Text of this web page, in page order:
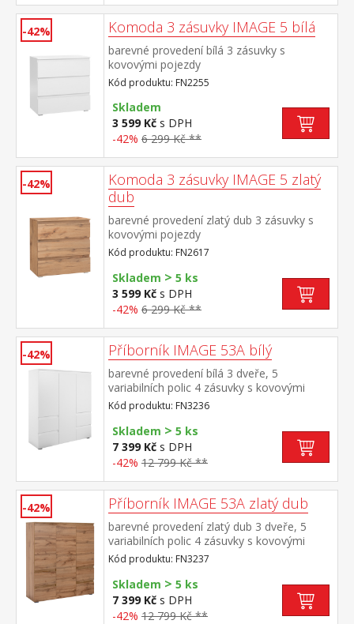
-42% Komoda 3 zásuvky IMAGE 5 bílá
barevné provedení bílá 3 zásuvky s
kovovými pojezdy
Kód produktu: FN2255
Skladem
3 599 Kč s DPH
-42% 6 299 Kč **
-42%
Komoda 3 zásuvky IMAGE 5 zlatý
dub
barevné provedení zlatý dub 3 zásuvky s
kovovými pojezdy
Kód produktu: FN2617
Skladem > 5 ks
3 599 Kč s DPH
-42% 6 299 Kč **
-42% Příborník IMAGE 53A bílý
barevné provedení bílá 3 dveře, 5
variabilních polic 4 zásuvky s kovovými
pojezdy
Kód produktu: FN3236
Skladem > 5 ks
7 399 Kč s DPH
-42% 12 799 Kč **
-42% Příborník IMAGE 53A zlatý dub
barevné provedení zlatý dub 3 dveře, 5
variabilních polic 4 zásuvky s kovovými
pojezdy
Kód produktu: FN3237
Skladem > 5 ks
7 399 Kč s DPH
-42% 12 799 Kč **